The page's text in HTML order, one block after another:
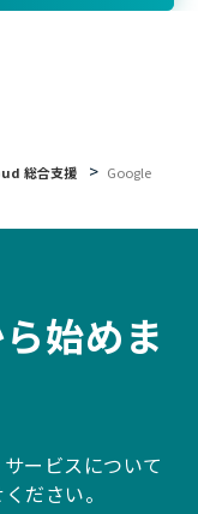
総合支援
Google
始めま
ービスについて
ださい。